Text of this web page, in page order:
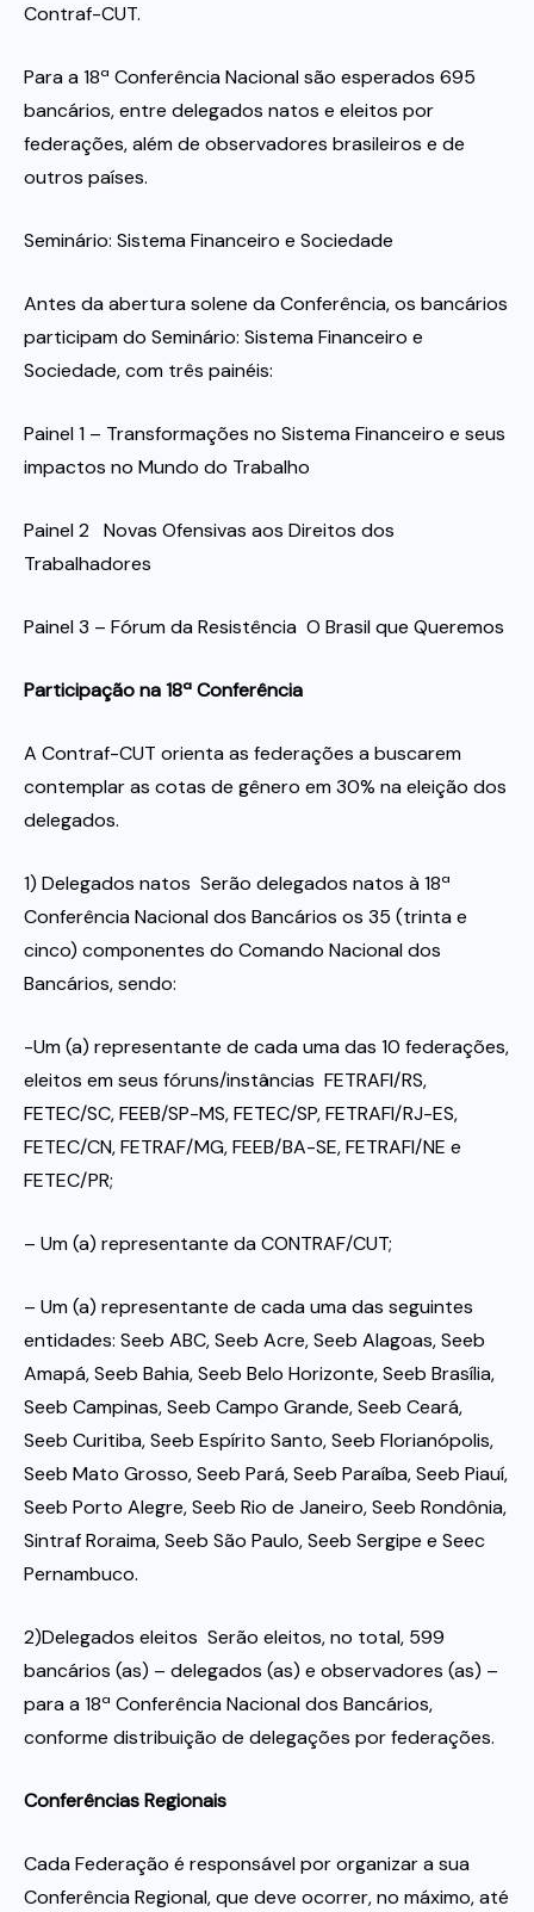
Contraf-CUT.
Para a 18ª Conferência Nacional são esperados 695
bancários, entre delegados natos e eleitos por
federações, além de observadores brasileiros e de
outros países.
Seminário: Sistema Financeiro e Sociedade
Antes da abertura solene da Conferência, os bancários
participam do Seminário: Sistema Financeiro e
Sociedade, com três painéis:
Painel 1 – Transformações no Sistema Financeiro e seus
impactos no Mundo do Trabalho
Painel 2   Novas Ofensivas aos Direitos dos
Trabalhadores
Painel 3 – Fórum da Resistência  O Brasil que Queremos
Participação na 18ª Conferência
A Contraf-CUT orienta as federações a buscarem
contemplar as cotas de gênero em 30% na eleição dos
delegados.
1) Delegados natos  Serão delegados natos à 18ª
Conferência Nacional dos Bancários os 35 (trinta e
cinco) componentes do Comando Nacional dos
Bancários, sendo:
-Um (a) representante de cada uma das 10 federações,
eleitos em seus fóruns/instâncias  FETRAFI/RS,
FETEC/SC, FEEB/SP-MS, FETEC/SP, FETRAFI/RJ-ES,
FETEC/CN, FETRAF/MG, FEEB/BA-SE, FETRAFI/NE e
FETEC/PR;
– Um (a) representante da CONTRAF/CUT;
– Um (a) representante de cada uma das seguintes
entidades: Seeb ABC, Seeb Acre, Seeb Alagoas, Seeb
Amapá, Seeb Bahia, Seeb Belo Horizonte, Seeb Brasília,
Seeb Campinas, Seeb Campo Grande, Seeb Ceará,
Seeb Curitiba, Seeb Espírito Santo, Seeb Florianópolis,
Seeb Mato Grosso, Seeb Pará, Seeb Paraíba, Seeb Piauí,
Seeb Porto Alegre, Seeb Rio de Janeiro, Seeb Rondônia,
Sintraf Roraima, Seeb São Paulo, Seeb Sergipe e Seec
Pernambuco.
2)Delegados eleitos  Serão eleitos, no total, 599
bancários (as) – delegados (as) e observadores (as) –
para a 18ª Conferência Nacional dos Bancários,
conforme distribuição de delegações por federações.
Conferências Regionais
Cada Federação é responsável por organizar a sua
Conferência Regional, que deve ocorrer, no máximo, até